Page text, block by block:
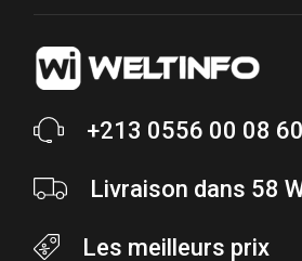
+213 0556 00 08 60
Livraison dans 58
Les meilleurs prix